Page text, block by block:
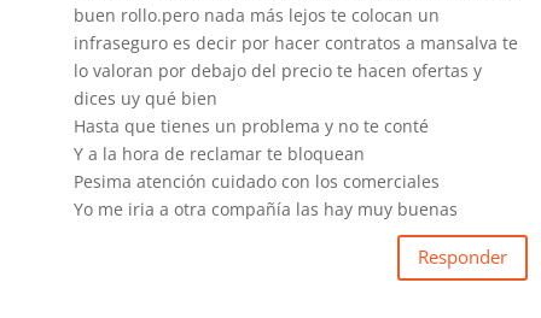
buen rollo.pero nada más lejos te colocan un
infraseguro es decir por hacer contratos a mansalva te
lo valoran por debajo del precio te hacen ofertas y
dices uy qué bien
Hasta que tienes un problema y no te conté
Y a la hora de reclamar te bloquean
Pesima atención cuidado con los comerciales
Yo me iria a otra compañía las hay muy buenas
Responder